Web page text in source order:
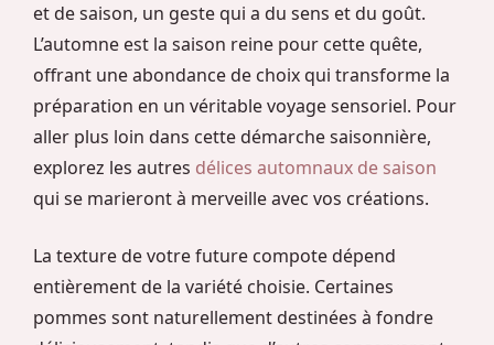
et de saison, un geste qui a du sens et du goût.
L’automne est la saison reine pour cette quête,
offrant une abondance de choix qui transforme la
préparation en un véritable voyage sensoriel. Pour
aller plus loin dans cette démarche saisonnière,
explorez les autres délices automnaux de saison
qui se marieront à merveille avec vos créations.
La texture de votre future compote dépend
entièrement de la variété choisie. Certaines
pommes sont naturellement destinées à fondre